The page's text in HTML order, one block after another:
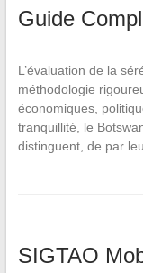
Guide
L’évaluation de la
méthodologie
économiques,
tranquillité, le
distinguent, de par
SIGTAO